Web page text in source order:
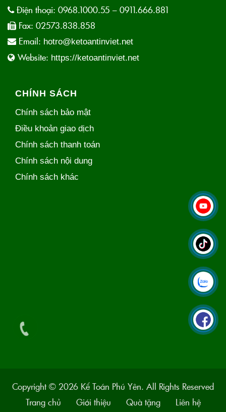
Điện thoại: 0968.1000.55 – 0911.666.881
Fax: 02573.838.858
Email: hotro@ketoantinviet.net
Website: https://ketoantinviet.net
CHÍNH SÁCH
Chính sách bảo mật
Điều khoản giao dịch
Chính sách thanh toán
Chính sách nội dung
Chính sách khác
Copyright © 2026 Kế Toán Phú Yên. All Rights Reserved
Trang chủ
Giới thiệu Quà tặng Liên hệ